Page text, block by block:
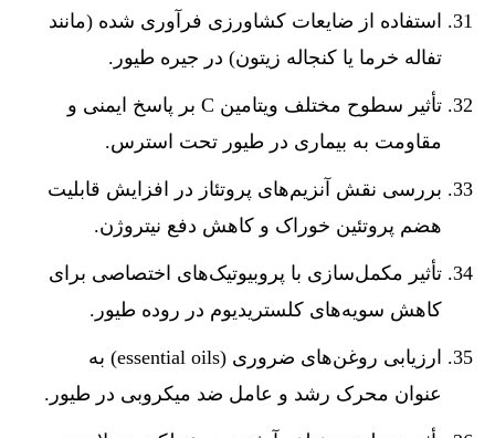
استفاده از ضایعات کشاورزی فرآوری شده (مانند
تفاله خرما یا کنجاله زیتون) در جیره طیور.
تأثیر سطوح مختلف ویتامین C بر پاسخ ایمنی و
مقاومت به بیماری در طیور تحت استرس.
بررسی نقش آنزیم‌های پروتئاز در افزایش قابلیت
هضم پروتئین خوراک و کاهش دفع نیتروژن.
تأثیر مکمل‌سازی با پروبیوتیک‌های اختصاصی برای
کاهش سویه‌های کلستریدیوم در روده طیور.
ارزیابی روغن‌های ضروری (essential oils) به
عنوان محرک رشد و عامل ضد میکروبی در طیور.